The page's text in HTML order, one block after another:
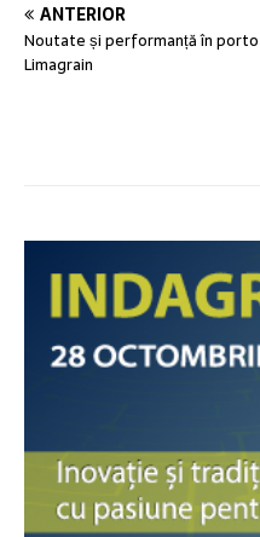
ANTERIOR
Noutate și performanță în
Limagrain